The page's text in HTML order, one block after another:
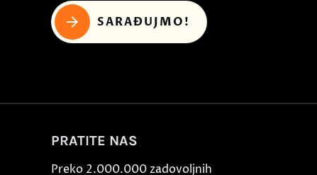
SARAĐUJMO!
PRATITE NAS
Preko 2.000.000 zadovoljnih